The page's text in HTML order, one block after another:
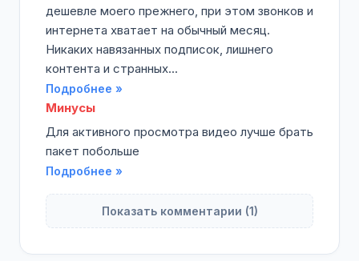
дешевле моего прежнего, при этом звонков и
интернета хватает на обычный месяц.
Никаких навязанных подписок, лишнего
контента и странных...
Подробнее »
Минусы
Для активного просмотра видео лучше брать
пакет побольше
Подробнее »
Показать комментарии (1)